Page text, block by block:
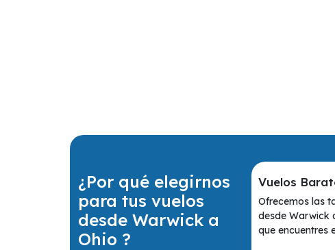
¿Por qué elegirnos
para tus vuelos
desde Warwick a
Ohio ?
Vuelos
Ofrecemos las
desde Warwick
que encuentres